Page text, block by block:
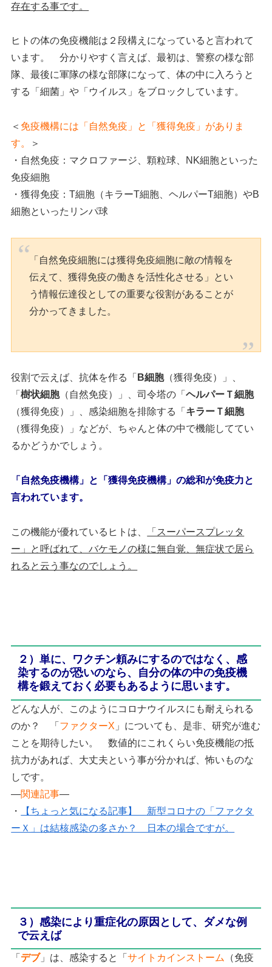
存在する事です。
ヒトの体の免疫機能は２段構えになっていると言われて
います。 分かりやすく言えば、最初は、警察の様な部
隊、最後に軍隊の様な部隊になって、体の中に入ろうと
する「細菌」や「ウイルス」をブロックしています。
＜ 免疫機構には「自然免疫」と「獲得免疫」がありま
す。
＞
・自然免疫：マクロファージ、顆粒球、NK細胞といった
免疫細胞
・獲得免疫：T細胞（キラーT細胞、ヘルパーT細胞）やB
細胞といったリンパ球
「自然免疫細胞には獲得免疫細胞に敵の情報を
伝えて、獲得免疫の働きを活性化させる」とい
う情報伝達役としての重要な役割があることが
分かってきました。
役割で云えば、抗体を作る「 B細胞（獲得免疫）」、
「樹状細胞（自然免疫）」、司令塔の「ヘルパーＴ細胞
（獲得免疫）」、感染細胞を排除する「 キラーＴ細胞
（獲得免疫）」などが、ちゃんと体の中で機能しててい
るかどうかでしょう。
「自然免疫機構」と「獲得免疫機構」の総和が免疫力と
言われています。
この機能が優れているヒトは、
「スーパースプレッタ
ー」と呼ばれて、バケモノの様に無自覚、無症状で居ら
れると云う事なのでしょう。
２）単に、ワクチン頼みにするのではなく、感
染するのが恐いのなら、自分の体の中の免疫機
構を鍛えておく必要もあるように思います。
どんな人が、このようにコロナウイルスにも耐えられる
のか？ 「 ファクターX 」についても、是非、研究が進む
ことを期待したい。 数値的にこれくらい免疫機能の抵
抗力があれば、大丈夫という事が分かれば、怖いものな
しです。
—関連記事—
・
【ちょっと気になる記事】 新型コロナの「ファクタ
ーＸ」は結核感染の多さか？ 日本の場合ですが。
３）感染により重症化の原因として、ダメな例
で云えば
「デブ」は、感染すると「サイトカインストーム
（免疫